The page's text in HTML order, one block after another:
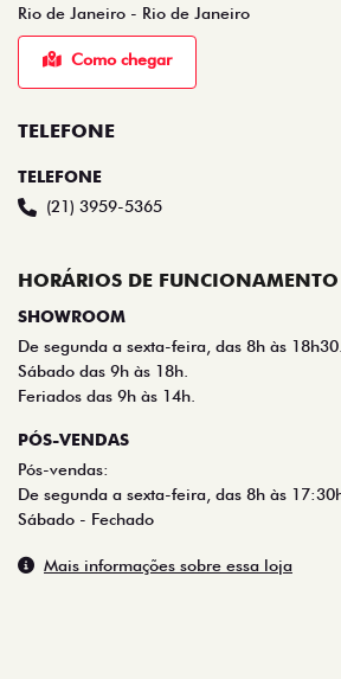
Como chegar
TELEFONE
TELEFONE
(21) 3959-5365
SHOWROOM
De segunda a sexta-feira, das 8h às 18h30.
Sábado das 9h às 18h.
Feriados das 9h às 14h.
PÓS-VENDAS
Pós-vendas:
De segunda a sexta-feira, das 8h às 17:30h.
Sábado - Fechado
Mais informações sobre essa loja